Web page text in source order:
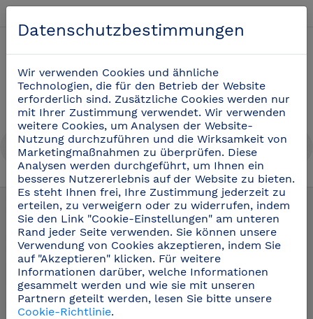
Utensilien für die Weinkunde und das
Barpersonal (22)
Datenschutzbestimmungen
Wir verwenden Cookies und ähnliche
Technologien, die für den Betrieb der Website
erforderlich sind. Zusätzliche Cookies werden nur
mit Ihrer Zustimmung verwendet. Wir verwenden
weitere Cookies, um Analysen der Website-
Nutzung durchzuführen und die Wirksamkeit von
Marketingmaßnahmen zu überprüfen. Diese
Analysen werden durchgeführt, um Ihnen ein
besseres Nutzererlebnis auf der Website zu bieten.
Es steht Ihnen frei, Ihre Zustimmung jederzeit zu
erteilen, zu verweigern oder zu widerrufen, indem
Sie den Link "Cookie-Einstellungen" am unteren
Rand jeder Seite verwenden. Sie können unsere
Verwendung von Cookies akzeptieren, indem Sie
auf "Akzeptieren" klicken. Für weitere
Informationen darüber, welche Informationen
gesammelt werden und wie sie mit unseren
Partnern geteilt werden, lesen Sie bitte unsere
Cookie-Richtlinie.